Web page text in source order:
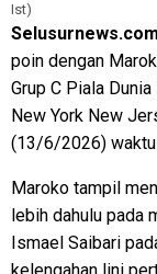
Ist)
Selusurnews.com
poin dengan
Grup C Piala
New York New
(13/6/2026)
Maroko tampil
lebih dahulu pada
Ismael Saibari